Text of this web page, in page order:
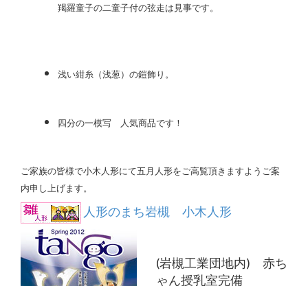
羯羅童子の二童子付の弦走は見事です。
浅い紺糸（浅葱）の鎧飾り。
四分の一模写 人気商品です！
ご家族の皆様で小木人形にて五月人形をご高覧頂きますようご案
内申し上げます。
人形のまち岩槻 小木人形
(岩槻工業団地内) 赤ち
ゃん授乳室完備